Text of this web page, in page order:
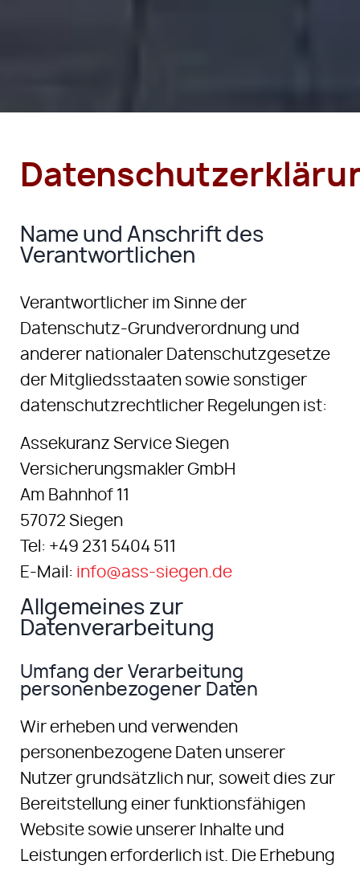
Name und Anschrift des
Verantwortlichen
Verantwortlicher im Sinne der
Datenschutz-Grundverordnung und
anderer nationaler Datenschutzgesetze
der Mitgliedsstaaten sowie sonstiger
datenschutzrechtlicher Regelungen ist:
Assekuranz Service Siegen
Versicherungsmakler GmbH
Am Bahnhof 11
57072 Siegen
Tel: +49 231 5404 511
E-Mail: info@ass-siegen.de
Allgemeines zur
Datenverarbeitung
Umfang der Verarbeitung
personenbezogener Daten
Wir erheben und verwenden
personenbezogene Daten unserer
Nutzer grundsätzlich nur, soweit dies zur
Bereitstellung einer funktionsfähigen
Website sowie unserer Inhalte und
Leistungen erforderlich ist. Die Erhebung